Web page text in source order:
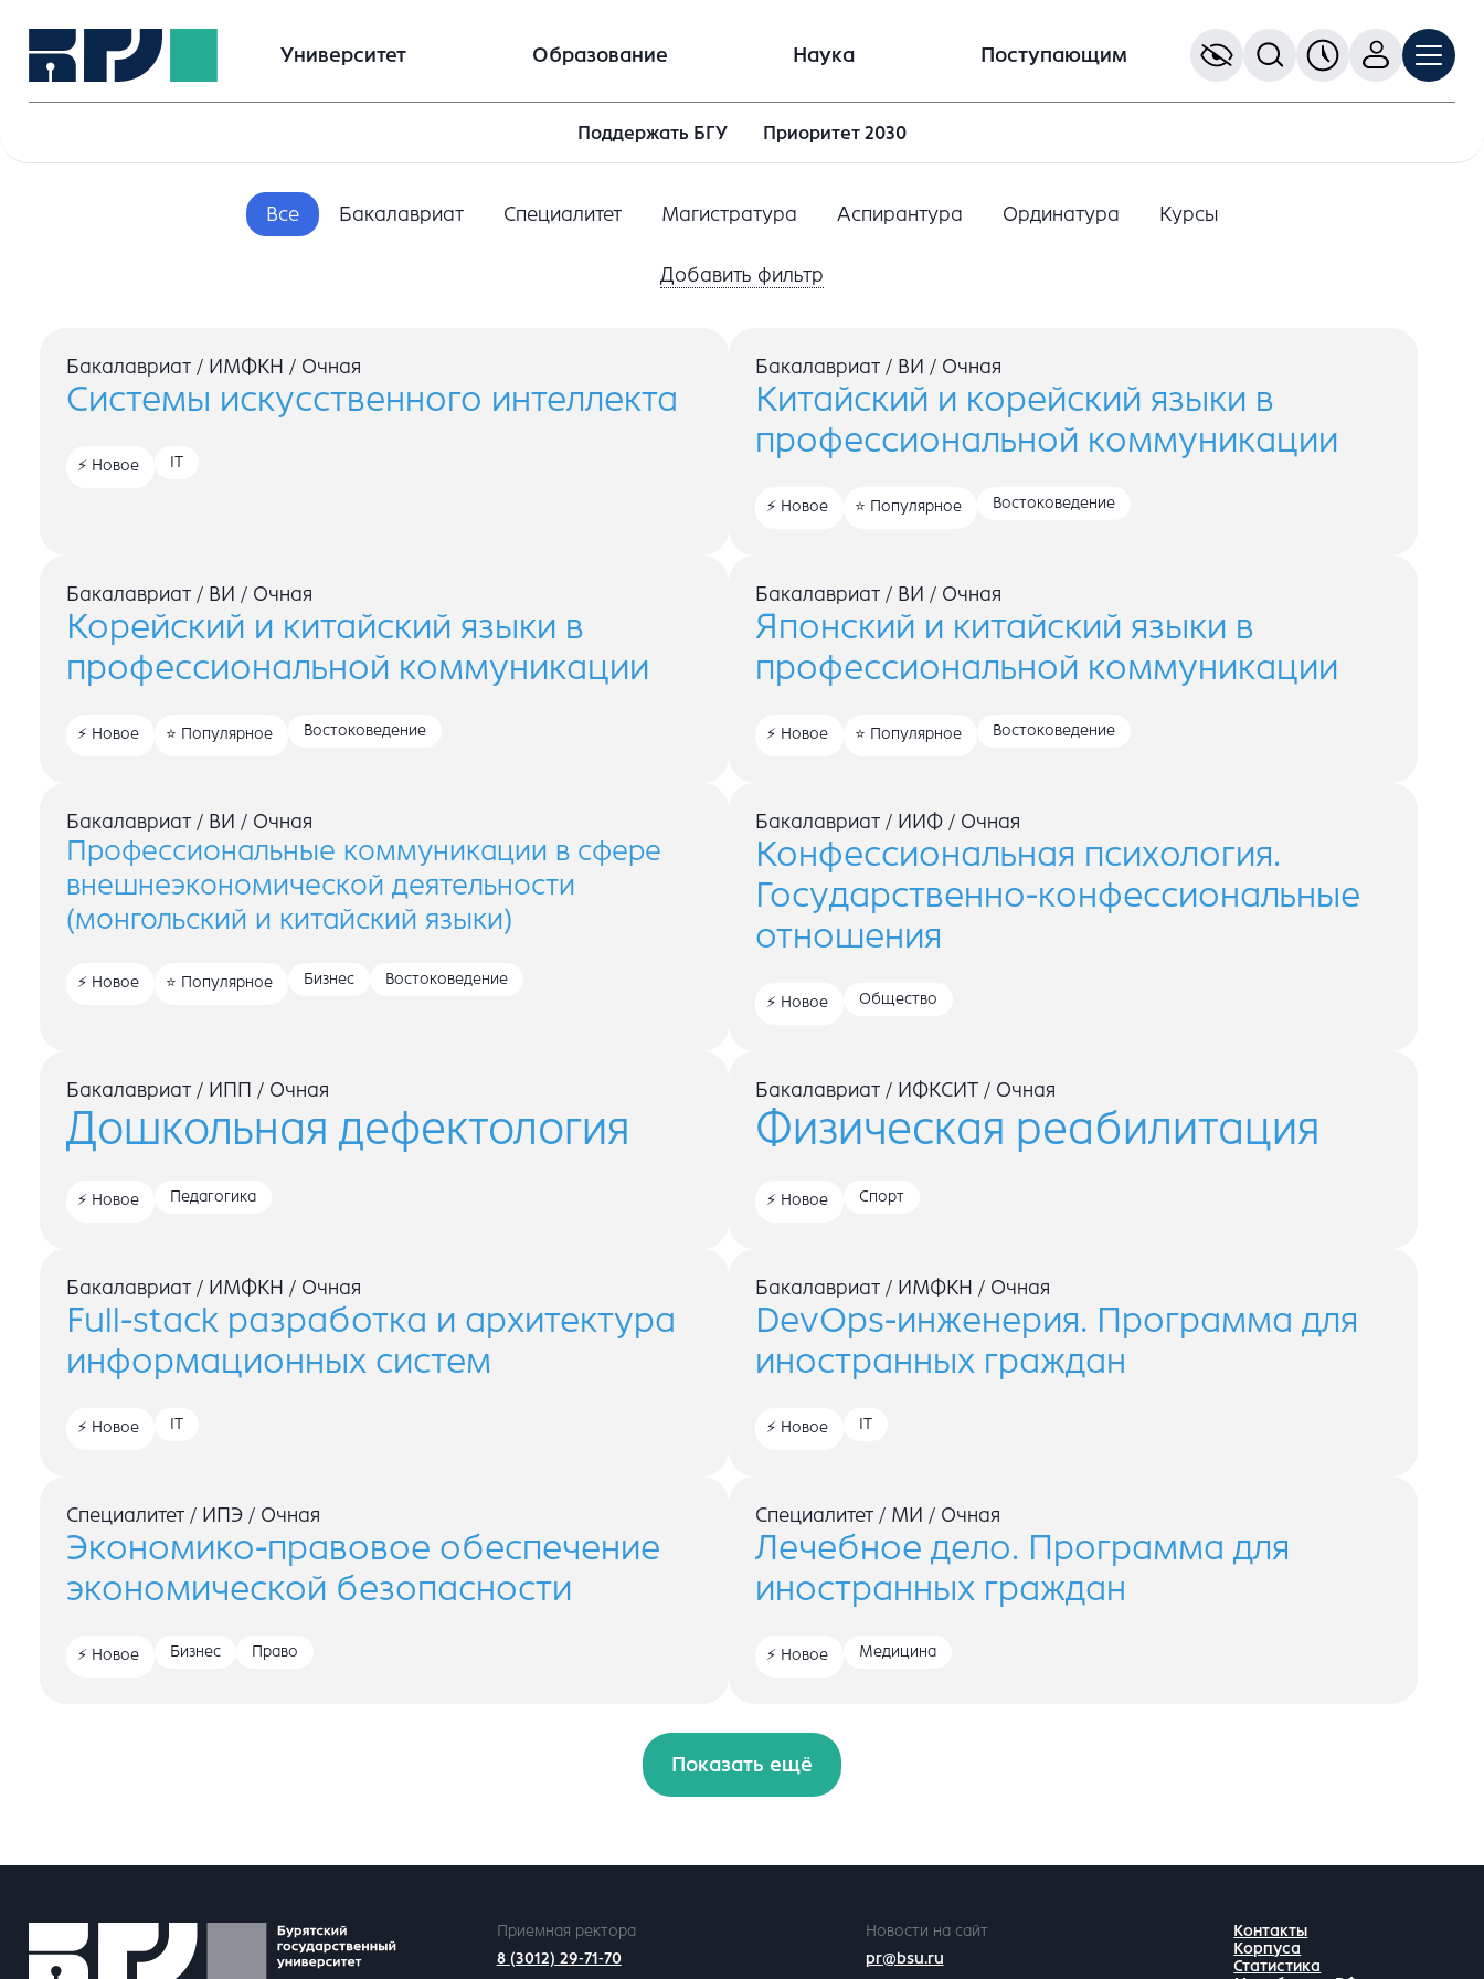
Университет Образование Наука Поступающим
Поддержать БГУ Приоритет 2030
Все Бакалавриат Специалитет Магистратура Аспирантура Ординатура Курсы
Добавить фильтр
Бакалавриат / ИМФКН / Очная
Системы искусственного интеллекта
Новое IT
Бакалавриат / ВИ / Очная
Китайский и корейский языки в
профессиональной коммуникации
Новое Популярное Востоковедение
Бакалавриат / ВИ / Очная
Корейский и китайский языки в
профессиональной коммуникации
Новое Популярное Востоковедение
Бакалавриат / ВИ / Очная
Японский и китайский языки в
профессиональной коммуникации
Новое Популярное Востоковедение
Бакалавриат / ВИ / Очная
Профессиональные коммуникации в сфере
внешнеэкономической деятельности
(монгольский и китайский языки)
Новое Популярное Бизнес Востоковедение
Бакалавриат / ИИФ / Очная
Конфессиональная психология.
Государственно-конфессиональные
отношения
Новое Общество
Бакалавриат / ИПП / Очная
Дошкольная дефектология
Новое Педагогика
Бакалавриат / ИФКСИТ / Очная
Физическая реабилитация
Новое Спорт
Бакалавриат / ИМФКН / Очная
Full-stack разработка и архитектура
информационных систем
Новое IT
Бакалавриат / ИМФКН / Очная
DevOps-инженерия. Программа для
иностранных граждан
Новое IT
Специалитет / ИПЭ / Очная
Экономико-правовое обеспечение
экономической безопасности
Новое Бизнес Право
Специалитет / МИ / Очная
Лечебное дело. Программа для
иностранных граждан
Новое Медицина
Показать ещё
Приемная ректора
8 (3012) 29-71-70
Новости на сайт
pr@bsu.ru
Контакты
Корпуса
Статистика